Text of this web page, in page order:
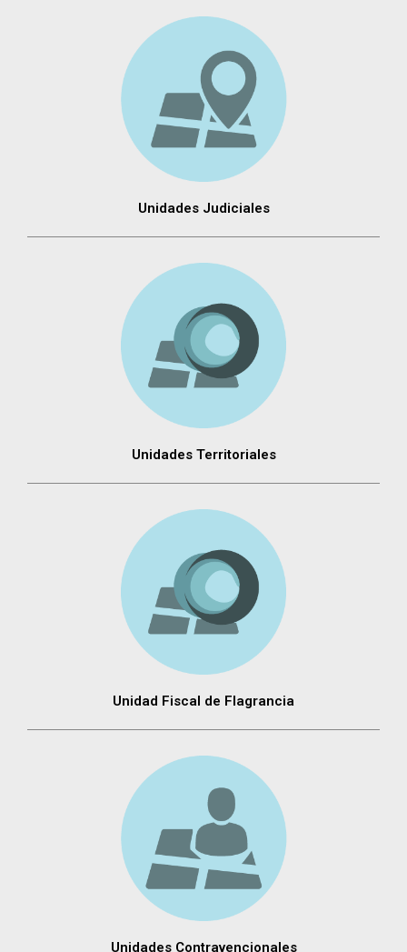
Unidades Judiciales
Unidades Territoriales
Unidad Fiscal de Flagrancia
Unidades Contravencionales